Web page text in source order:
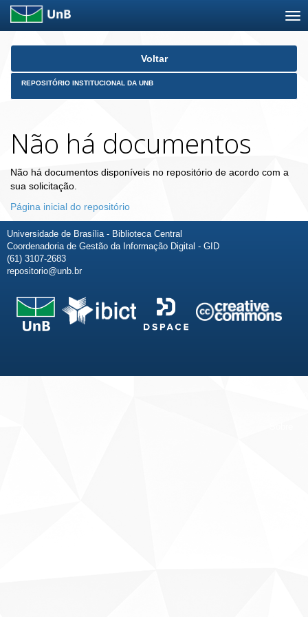
Skip
Voltar
REPOSITÓRIO INSTITUCIONAL DA UNB
Não há documentos
Não há documentos disponíveis no repositório de acordo com a
sua solicitação.
Página inicial do repositório
Universidade de Brasília - Biblioteca Central
Coordenadoria de Gestão da Informação Digital - GID
(61) 3107-2683
repositorio@unb.br